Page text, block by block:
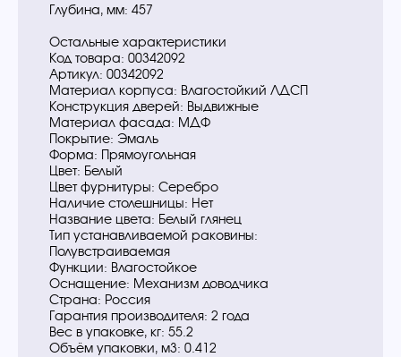
Глубина, мм: 457
Остальные характеристики
Код товара: 00342092
Артикул: 00342092
Материал корпуса: Влагостойкий ЛДСП
Конструкция дверей: Выдвижные
Материал фасада: МДФ
Покрытие: Эмаль
Форма: Прямоугольная
Цвет: Белый
Цвет фурнитуры: Серебро
Наличие столешницы: Нет
Название цвета: Белый глянец
Тип устанавливаемой раковины:
Полувстраиваемая
Функции: Влагостойкое
Оснащение: Механизм доводчика
Страна: Россия
Гарантия производителя: 2 года
Вес в упаковке, кг: 55.2
Объём упаковки, м3: 0.412